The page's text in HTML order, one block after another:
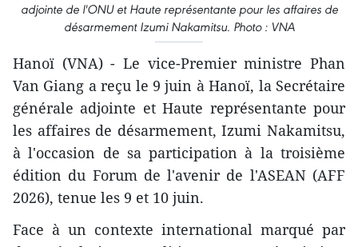
adjointe de l'ONU et Haute représentante pour les affaires de
désarmement Izumi Nakamitsu. Photo : VNA
Hanoï (VNA) - Le vice-Premier ministre Phan
Van Giang a reçu le 9 juin à Hanoï, la Secrétaire
générale adjointe et Haute représentante pour
les affaires de désarmement, Izumi Nakamitsu,
à l'occasion de sa participation à la troisième
édition du Forum de l'avenir de l'ASEAN (AFF
2026), tenue les 9 et 10 juin.
Face à un contexte international marqué par